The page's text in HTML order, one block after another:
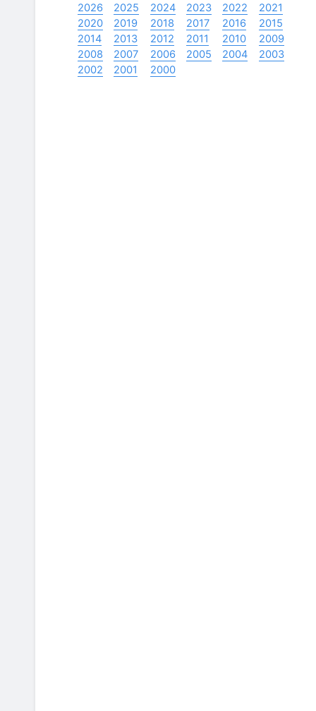
2026 2025 2024 2023 2022
2021
2020
2019 2018 2017 2016
2015
2014
2013 2012 2011 2010
2009
2008
2007 2006 2005 2004
2003
2002
2001 2000